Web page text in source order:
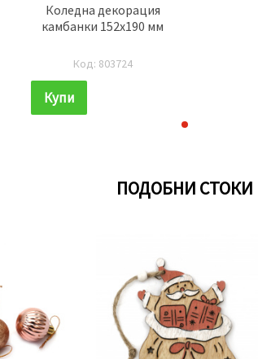
Коледна декорация
камбанки 152x190 мм
Код: 803724
Купи
ПОДОБНИ СТОКИ